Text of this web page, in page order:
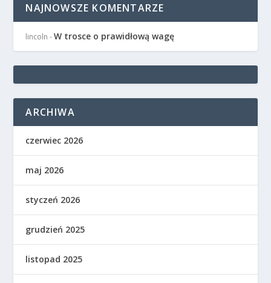
NAJNOWSZE KOMENTARZE
lincoln -W trosce o prawidłową wagę
ARCHIWA
czerwiec 2026
maj 2026
styczeń 2026
grudzień 2025
listopad 2025